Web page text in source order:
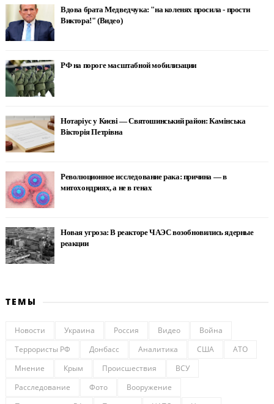
Вдова брата Медведчука: "на коленях просила - прости
Виктора!" (Видео)
РФ на пороге масштабной мобилизации
Нотаріус у Києві — Святошинський район: Камінська
Вікторія Петрівна
Революционное исследование рака: причина — в
митохондриях, а не в генах
Новая угроза: В реакторе ЧАЭС возобновились ядерные
реакции
ТЕМЫ
Новости Украина Россия Видео
Война
Террористы РФ
Донбасс Аналитика США
АТО
Мнение
Крым Происшествия
ВСУ
Расследование
Фото
Вооружение